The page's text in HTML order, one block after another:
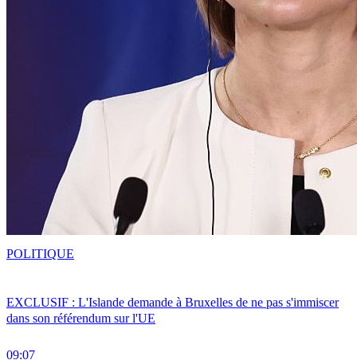
EXCLUSIF : L'Islande demande à Bruxelles de ne pas s'immiscer
dans son référendum sur l'UE
09:07
POLITIQUE